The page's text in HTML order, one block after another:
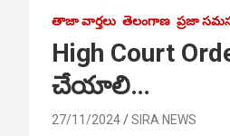
తాజా వార్తలు తెలంగాణ ప్రజా
High Court
చేయాలి…
27/11/2024
SIRA NEWS